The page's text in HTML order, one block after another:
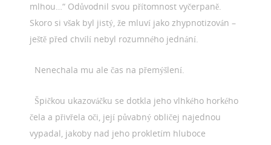
mlhou…“ Odůvodnil svou přítomnost vyčerpaně.
Skoro si však byl jistý, že mluví jako zhypnotizován –
ještě před chvílí nebyl rozumného jednání.
Nenechala mu ale čas na přemýšlení.
Špičkou ukazováčku se dotkla jeho vlhkého horkého
čela a přivřela oči, její půvabný obličej najednou
vypadal, jakoby nad jeho prokletím hluboce